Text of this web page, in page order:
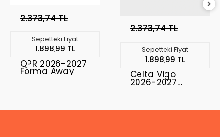
2.373,74 TL
Sepetteki Fiyat
1.898,99 TL
QPR 2026-2027
Forma Away
2.373,74 TL
Sepetteki Fiyat
1.898,99 TL
Celta Vigo
2026-2027